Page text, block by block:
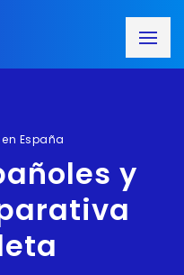
España
y